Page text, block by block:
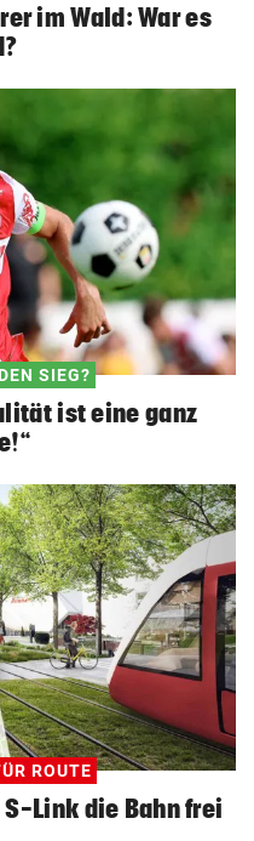
im Wald: War es
SIEG?
ist eine ganz
ROUTE
Link die Bahn frei